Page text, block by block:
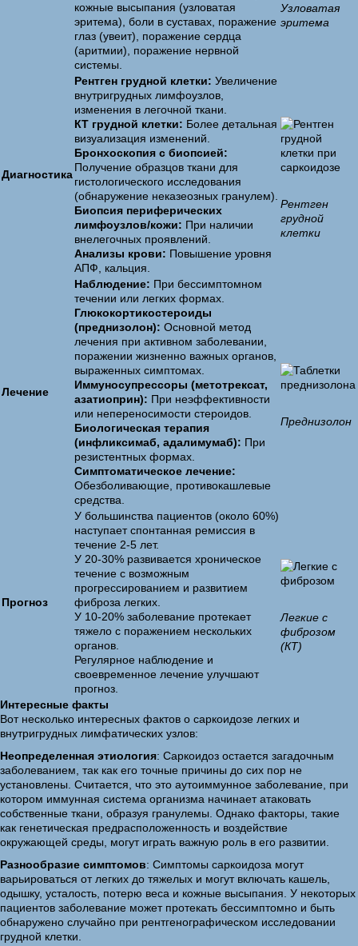
кожные высыпания (узловатая
эритема), боли в суставах, поражение
глаз (увеит), поражение сердца
(аритмии), поражение нервной
системы.
Узловатая
эритема
Диагностика
Рентген грудной клетки: Увеличение
внутригрудных лимфоузлов,
изменения в легочной ткани.
КТ грудной клетки: Более детальная
визуализация изменений.
Бронхоскопия с биопсией:
Получение образцов ткани для
гистологического исследования
(обнаружение неказеозных гранулем).
Биопсия периферических
лимфоузлов/кожи: При наличии
внелегочных проявлений.
Анализы крови: Повышение уровня
АПФ, кальция.
Рентген
грудной
клетки
Лечение
Наблюдение: При бессимптомном
течении или легких формах.
Глюкокортикостероиды
(преднизолон): Основной метод
лечения при активном заболевании,
поражении жизненно важных органов,
выраженных симптомах.
Иммуносупрессоры (метотрексат,
азатиоприн): При неэффективности
или непереносимости стероидов.
Биологическая терапия
(инфликсимаб, адалимумаб): При
резистентных формах.
Симптоматическое лечение:
Обезболивающие, противокашлевые
средства.
Преднизолон
Прогноз
У большинства пациентов (около 60%)
наступает спонтанная ремиссия в
течение 2-5 лет.
У 20-30% развивается хроническое
течение с возможным
прогрессированием и развитием
фиброза легких.
У 10-20% заболевание протекает
тяжело с поражением нескольких
органов.
Регулярное наблюдение и
своевременное лечение улучшают
прогноз.
Легкие с
фиброзом
(КТ)
Интересные факты
Вот несколько интересных фактов о саркоидозе легких и
внутригрудных лимфатических узлов:
Неопределенная этиология: Саркоидоз остается загадочным
заболеванием, так как его точные причины до сих пор не
установлены. Считается, что это аутоиммунное заболевание, при
котором иммунная система организма начинает атаковать
собственные ткани, образуя гранулемы. Однако факторы, такие
как генетическая предрасположенность и воздействие
окружающей среды, могут играть важную роль в его развитии.
Разнообразие симптомов: Симптомы саркоидоза могут
варьироваться от легких до тяжелых и могут включать кашель,
одышку, усталость, потерю веса и кожные высыпания. У некоторых
пациентов заболевание может протекать бессимптомно и быть
обнаружено случайно при рентгенографическом исследовании
грудной клетки.